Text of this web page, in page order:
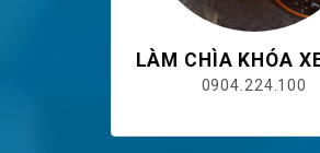
LÀM CHÌA KHÓA
0904.224.100